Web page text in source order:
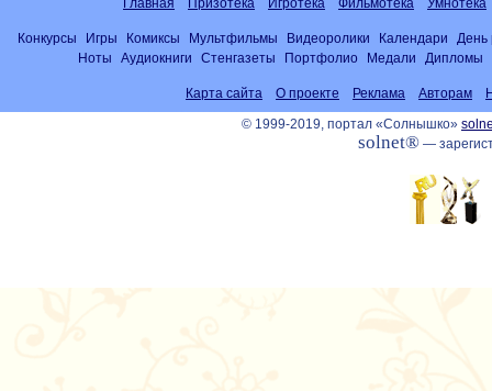
Главная Призотека Игротека Фильмотека Умнотека
Конкурсы Игры Комиксы Мультфильмы Видеоролики Календари
День
Ноты
Аудиокниги Стенгазеты Портфолио Медали Дипломы
Карта сайта О проекте Реклама Авторам
© 1999-2019, портал «Солнышко»
solnet®—